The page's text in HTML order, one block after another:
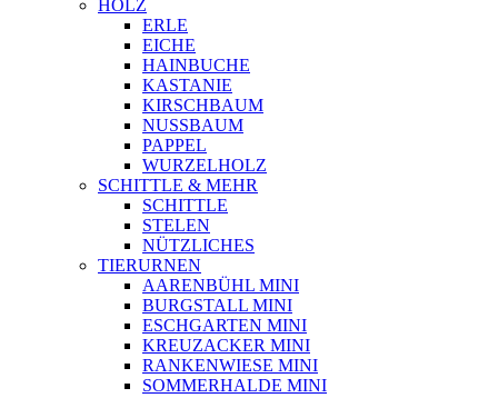
HOLZ
ERLE
EICHE
HAINBUCHE
KASTANIE
KIRSCHBAUM
NUSSBAUM
PAPPEL
WURZELHOLZ
SCHITTLE & MEHR
SCHITTLE
STELEN
NÜTZLICHES
TIERURNEN
AARENBÜHL MINI
BURGSTALL MINI
ESCHGARTEN MINI
KREUZACKER MINI
RANKENWIESE MINI
SOMMERHALDE MINI